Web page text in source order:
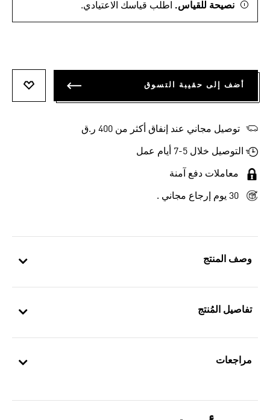
وصف المنتج
تفاصيل المُنتج
مراجعات
نصيحة للقياس. اطلب قياسك الاعتيادي.
أضف إلى حقيبة التسوق
توصيل مجاني عند إنفاق أكثر من 400 ر.ق
التوصيل خلال 5-7 أيام عمل
معاملات دفع آمنة